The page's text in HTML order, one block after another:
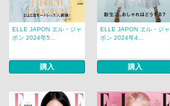
ELLE JAPON エル・ジャ
ポン 2024年5...
購入
ELLE JAPON エル・ジャ
ポン 2024年4...
購入